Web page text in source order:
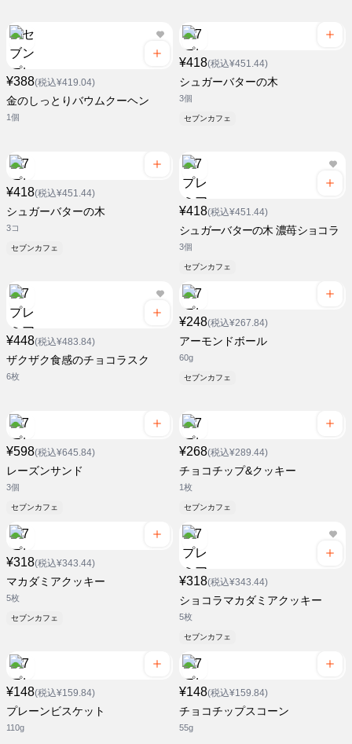
¥388(税込¥419.04)
金のしっとりバウムクーヘン
1個
¥418(税込¥451.44)
シュガーバターの木
3個
セブンカフェ
¥418(税込¥451.44)
シュガーバターの木
3コ
セブンカフェ
¥418(税込¥451.44)
シュガーバターの木 濃苺ショコラ
3個
セブンカフェ
¥448(税込¥483.84)
ザクザク食感のチョコラスク
6枚
¥248(税込¥267.84)
アーモンドボール
60g
セブンカフェ
¥598(税込¥645.84)
レーズンサンド
3個
セブンカフェ
¥268(税込¥289.44)
チョコチップ&クッキー
1枚
セブンカフェ
¥318(税込¥343.44)
マカダミアクッキー
5枚
セブンカフェ
¥318(税込¥343.44)
ショコラマカダミアクッキー
5枚
セブンカフェ
¥148(税込¥159.84)
プレーンビスケット
110g
¥148(税込¥159.84)
チョコチップスコーン
55g